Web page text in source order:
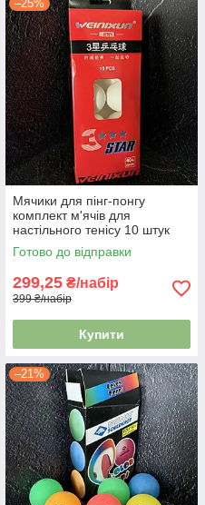
–25%
Мячики для пінг-понгу
комплект м'ячів для
настільного тенісу 10 штук
WEINIXUN W003 3star
Готово до відправки
299,25 ₴/набір
399 ₴/набір
Купити
–21%